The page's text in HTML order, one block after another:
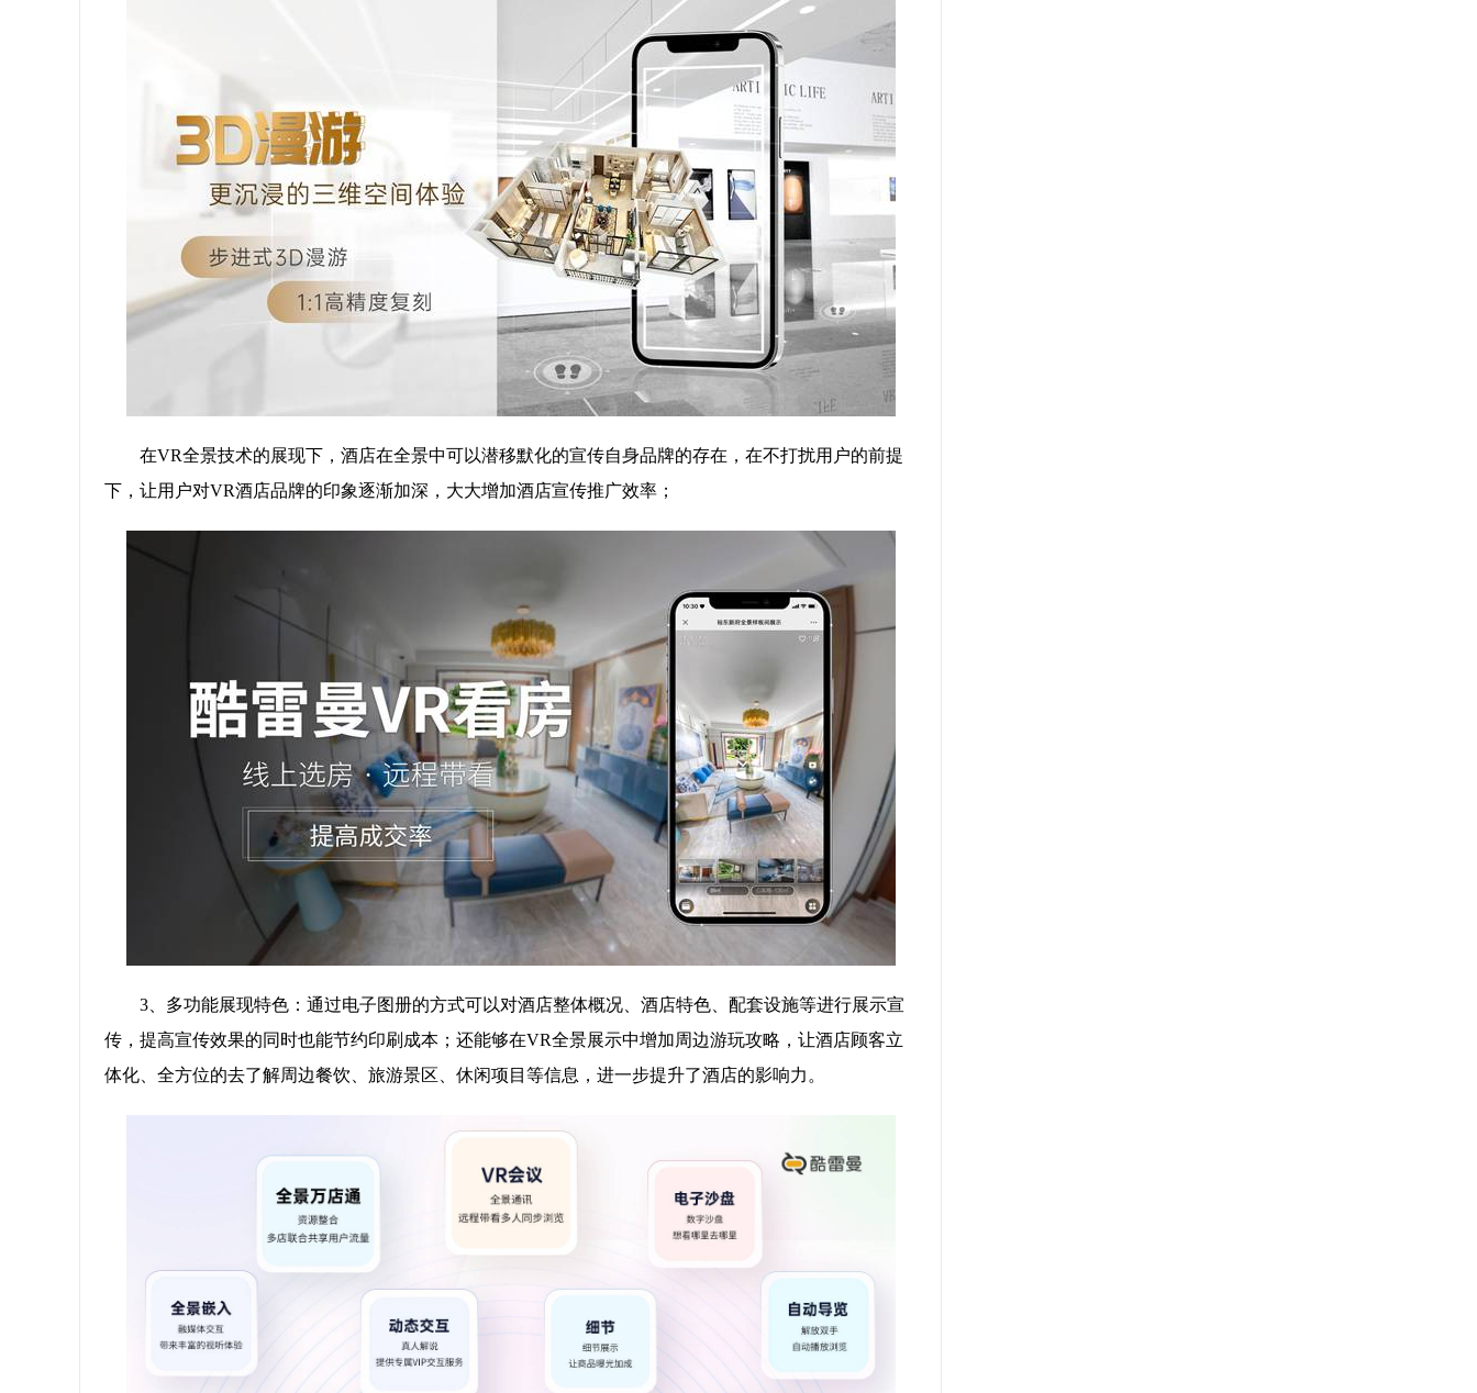
在VR全景技术的展现下，酒店在全景中可以潜移默化的宣传自身品牌的存在，在不打扰用户的前提
下，让用户对VR酒店品牌的印象逐渐加深，大大增加酒店宣传推广效率；
3、多功能展现特色：通过电子图册的方式可以对酒店整体概况、酒店特色、配套设施等进行展示宣
传，提高宣传效果的同时也能节约印刷成本；还能够在VR全景展示中增加周边游玩攻略，让酒店顾客立
体化、全方位的去了解周边餐饮、旅游景区、休闲项目等信息，进一步提升了酒店的影响力。